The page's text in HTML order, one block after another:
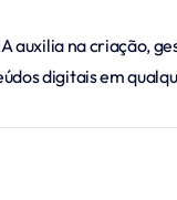
na criação,
digitais em